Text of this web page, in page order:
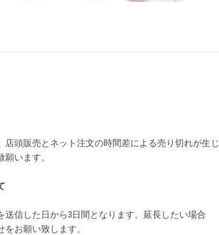
頭販売とネット注文の時間差による売り切れが生じ
います。
信した日から3日間となります。延長したい場合
お願い致します。